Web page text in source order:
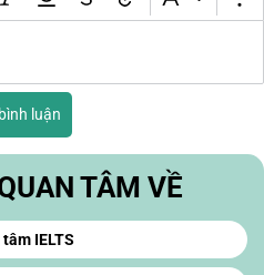
luận
TÂM VỀ
IELTS